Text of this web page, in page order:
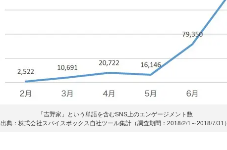
「吉野家」という単語を含むSNS上のエンゲージメント数
出典：株式会社スパイスボックス自社ツール集計（調査期間：2018/2/1～2018/7/31）